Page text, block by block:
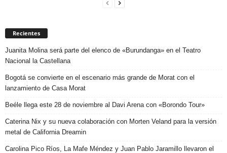
Recientes
Juanita Molina será parte del elenco de «Burundanga» en el Teatro
Nacional la Castellana
Bogotá se convierte en el escenario más grande de Morat con el
lanzamiento de Casa Morat
Beéle llega este 28 de noviembre al Davi Arena con «Borondo Tour»
Caterina Nix y su nueva colaboración con Morten Veland para la versión
metal de California Dreamin
Carolina Pico Ríos, La Mafe Méndez y Juan Pablo Jaramillo llevaron el